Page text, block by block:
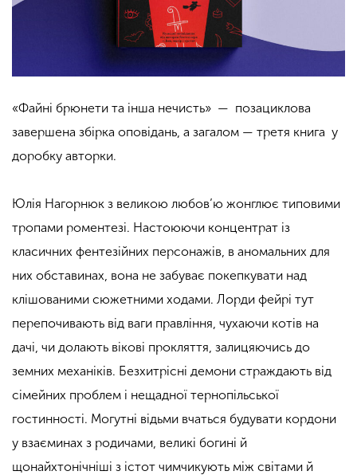
«Файні брюнети та інша нечисть» — позациклова
завершена збірка оповідань, а загалом — третя книга у
доробку авторки.
Юлія Нагорнюк з великою любов’ю жонглює типовими
тропами роментезі. Настоюючи концентрат із
класичних фентезійних персонажів, в аномальних для
них обставинах, вона не забуває покепкувати над
клішованими сюжетними ходами. Лорди фейрі тут
перепочивають від ваги правління, чухаючи котів на
дачі, чи долають вікові прокляття, залицяючись до
земних механіків. Безхитрісні демони страждають від
сімейних проблем і нещадної тернопільської
гостинності. Могутні відьми вчаться будувати кордони
у взаєминах з родичами, великі богині й
щонайхтонічніші з істот чимчикують між світами й